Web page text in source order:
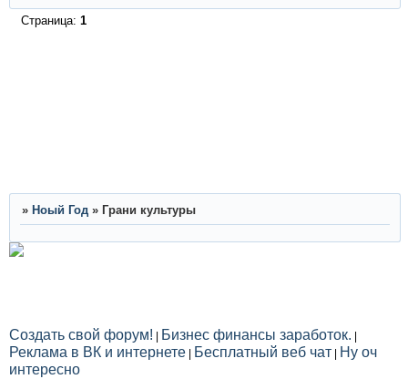
Страница: 1
» Ноый Год » Грани культуры
Создать свой форум! Бизнес финансы заработок.
Реклама в ВК и интернете Бесплатный веб чат Ну оч
интересно